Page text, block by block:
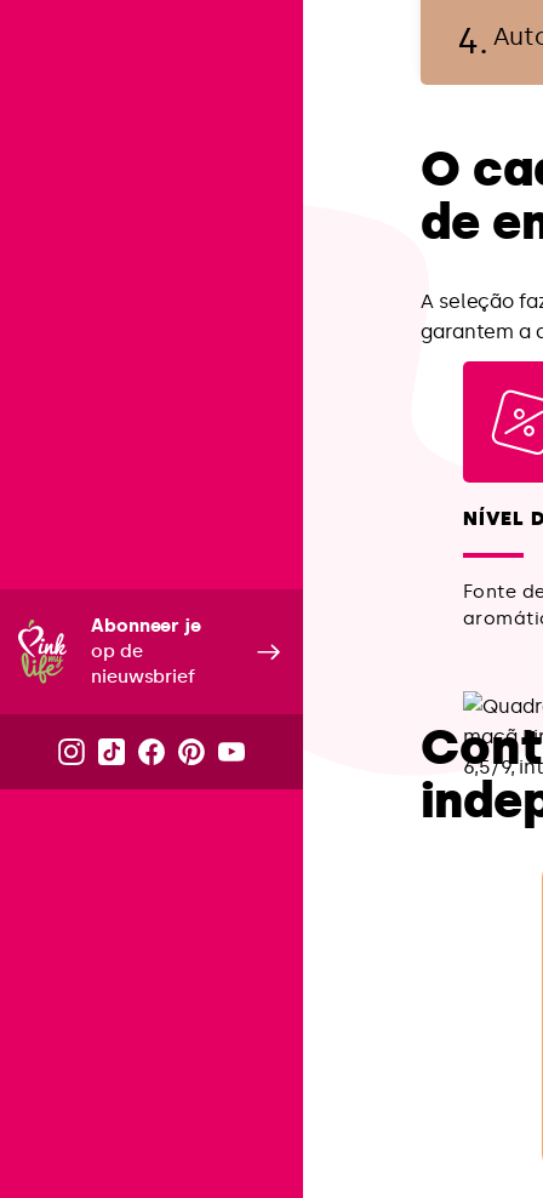
Abonneer je
op de
nieuwsbrief
i
O
de
A seleção
garantem a
NÍVEL
Fonte